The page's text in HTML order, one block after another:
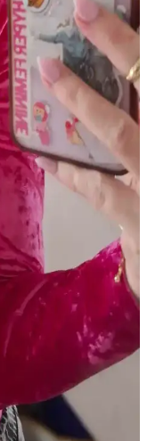
Dışında
Poem Örneği
rujların dışında
tonu, göz makyajını
Günlük Dudak
ve nude tonlarında
inceleniyor. Günlük
ele alınıyor.
Fotoğraflarda
yansımalarını
canlı ve
ve ışıklandırma
Renk ve